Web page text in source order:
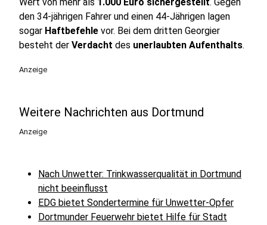
den 34-jährigen Fahrer und einen 44-Jährigen lagen
sogar Haftbefehle vor. Bei dem dritten Georgier
besteht der Verdacht des unerlaubten Aufenthalts.
Anzeige
Weitere Nachrichten aus Dortmund
Anzeige
Nach Unwetter: Trinkwasserqualität in Dortmund
nicht beeinflusst
EDG bietet Sondertermine für Unwetter-Opfer
Dortmunder Feuerwehr bietet Hilfe für Stadt